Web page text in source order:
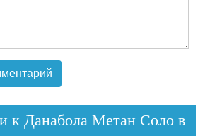
к Данабола Метан Соло в